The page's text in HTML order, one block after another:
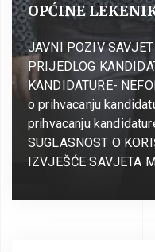
OPĆINE
JAVNI POZIV
PRIJEDLOG
KANDIDATURE-
o prihvacanju
prihvacanju
SUGLASNOST O
IZVJEŠĆE SAVJETA